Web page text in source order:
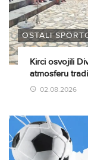
OSTALI
Kirci osvojili
atmosferu
02.08.2026